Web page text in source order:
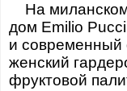
На миланском
дом Emilio
и современный
женский
фруктовой